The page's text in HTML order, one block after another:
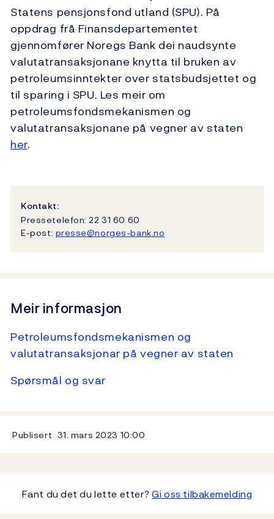
Statens pensjonsfond utland (SPU). På
oppdrag frå Finansdepartementet
gjennomfører Noregs Bank dei naudsynte
valutatransaksjonane knytta til bruken av
petroleumsinntekter over statsbudsjettet og
til sparing i SPU. Les meir om
petroleumsfondsmekanismen og
valutatransaksjonane på vegner av staten
her.
Kontakt:
Pressetelefon: 22 31 60 60
E-post: presse@norges-bank.no
Meir informasjon
Petroleumsfondsmekanismen og
valutatransaksjonar på vegner av staten
Spørsmål og svar
Publisert 31. mars 2023 10:00
Fant du det du lette etter?Gi oss tilbakemelding